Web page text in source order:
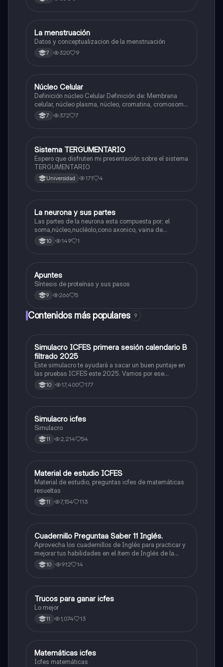
Biologia
La menstruación
Datos y conceptualizacion de la menstruación
7 320 9
Biologia
Núcleo Celular
Definición núcleo Celular Definición de: Membrana
celular, núcleo plasma, núcleo, cromatina, cromosoma
Interfase Fases de la interfase
7 372 7
Biologia
Sistema TERGUMENTARIO
Espero que disfruten mi presentación sobre el sistema
TERGUMENTARIO
Universidad 171 4
Biologia
La neurona y sus partes
Las partes de la neurona esta compuesta por; el
soma,núcleo,nucléolo,cono axonico, vaina de
mielina,celula schwan,núcleo de schwann,nódulo de
Ranvier,terminal axonico Arborizacion terminal, botón
10 149 1
Biologia
Apuntes
Síntesis de proteínas y sus pasos
9 266 5
Contenidos más populares 9
ICFES: Matemáticas
Simulacro ICFES primera sesión calendario B
filtrado 2025
Este simulacro te ayudará a sacar un buen puntaje en
las pruebas ICFES este 2025. Vamos por ese
500/500. Y poder ser admitido en la universidad que
quieras, estudiar la carrera que quieres y no la que te
10 17,400 177
ICFES: Lectura Crítica
Simulacro icfes
Simulacro
11 2,214 54
ICFES: Matemáticas
Material de estudio ICFES
Material de estudio, preguntas icfes de matemáticas
resueltas
11 7,154 113
ICFES: Inglés
Cuadernillo Preguntaa Saber 11 Inglés.
Aprovecha los cuadernillos de Inglés para practicar y
mejorar tus habilidades en el ítem de Inglés de la
Prueba Saber 11. 🫡
10 912 14
Química
Trucos para ganar icfes
Lo mejor
11 1,074 13
ICFES: Matemáticas
Matemáticas icfes
Icfes matemáticas